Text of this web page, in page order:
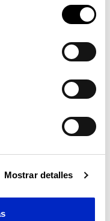
(más información
Mostrar detalles